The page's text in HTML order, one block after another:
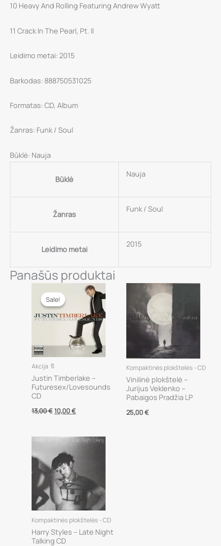
10 Heavy And Rolling Featuring Andrew Wyatt
11 Crack In The Pearl, Pt. II
Leidimo metai: 2015
Barkodas: 888750531025
Formatas: CD, Album
Žanras: Funk / Soul
Būklė: Nauja
Būklė
Nauja
Žanras
Funk / Soul
Leidimo metai
2015
Panašūs produktai
Sale!
Sale!
Akcija 🔖
Justin Timberlake –
Futuresex/Lovesounds
CD
13,00€Original
price
10,00€Current
price
Kompaktinės plokštelės - CD
Vinilinė plokštelė –
Jurijus Veklenko –
Pabaigos Pradžia LP
25,00€
Kompaktinės plokštelės - CD
Harry Styles – Late Night
Talking CD